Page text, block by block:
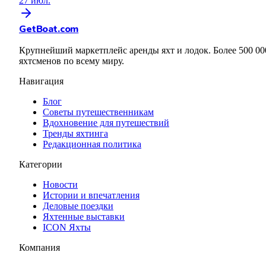
GetBoat.com
Крупнейший маркетплейс аренды яхт и лодок. Более 500
яхтсменов по всему миру.
Навигация
Блог
Советы путешественникам
Вдохновение для путешествий
Тренды яхтинга
Редакционная политика
Категории
Новости
Истории и впечатления
Деловые поездки
Яхтенные выставки
ICON Яхты
Компания